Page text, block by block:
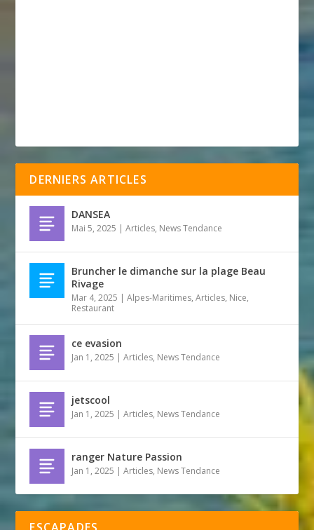
DERNIERS ARTICLES
DANSEA
Mai 5, 2025 |Articles, News Tendance
Bruncher le dimanche sur la plage Beau
Rivage
Mar 4, 2025 |Alpes-Maritimes,Articles, Nice,
Restaurant
ce evasion
Jan 1, 2025 |Articles, News Tendance
jetscool
Jan 1, 2025 |Articles, News Tendance
ranger Nature Passion
Jan 1, 2025 |Articles, News Tendance